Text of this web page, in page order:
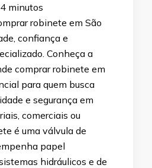
4 minutos
robinete em São
confiança e
Conheça a
comprar robinete em
para quem busca
e segurança em
comerciais ou
é uma válvula de
papel
hidráulicos e de